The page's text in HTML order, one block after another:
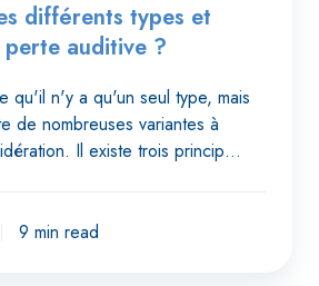
différents types et
perte auditive ?
qu'il n'y a qu'un seul type, mais
de nombreuses variantes à
Il existe trois princip…
9 min read